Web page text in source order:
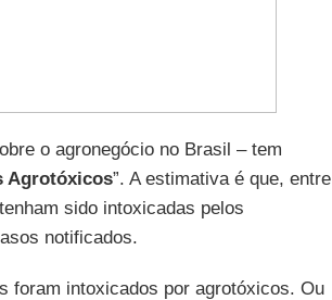
o agronegócio no Brasil – tem
Agrotóxicos”. A estimativa é que, entre
sido intoxicadas pelos
notificados.
foram intoxicados por agrotóxicos. Ou